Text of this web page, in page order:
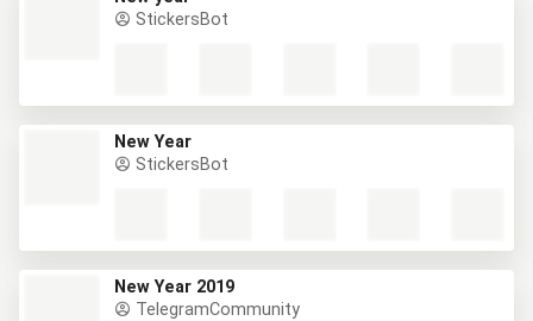
StickersBot
New Year
StickersBot
New Year 2019
TelegramCommunity